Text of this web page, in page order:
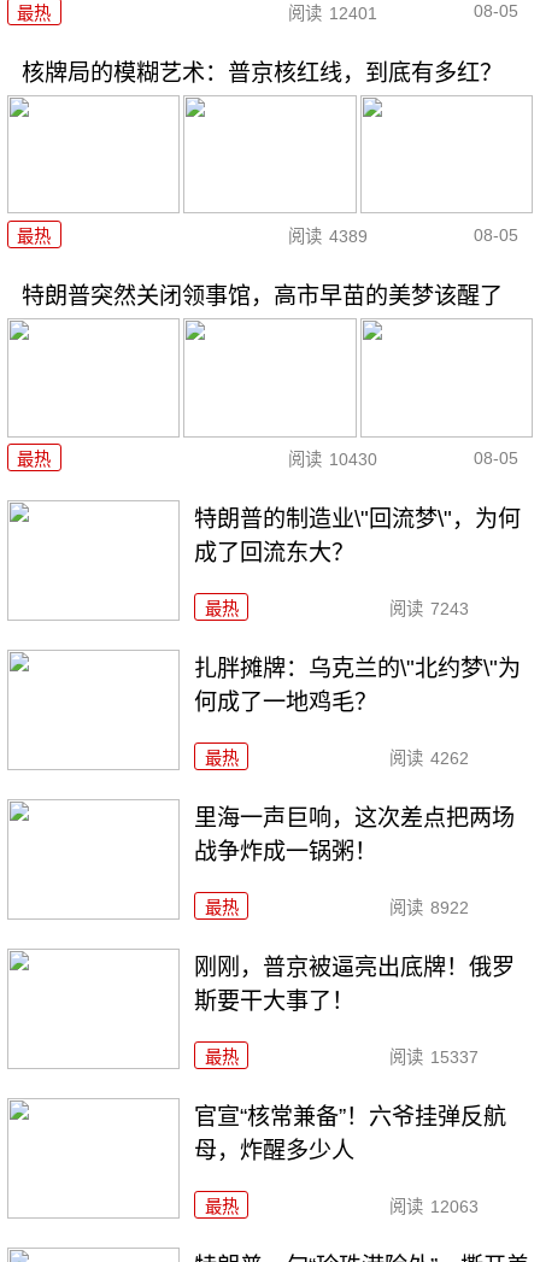
最热 阅读 12401 08-05
核牌局的模糊艺术：普京核红线，到底有多红？
最热 阅读 4389 08-05
特朗普突然关闭领事馆，高市早苗的美梦该醒了
最热 阅读 10430 08-05
特朗普的制造业\"回流梦\"，为何
成了回流东大？
最热 阅读 7243
扎胖摊牌：乌克兰的\"北约梦\"为
何成了一地鸡毛？
最热 阅读 4262
里海一声巨响，这次差点把两场
战争炸成一锅粥！
最热 阅读 8922
刚刚，普京被逼亮出底牌！俄罗
斯要干大事了！
最热 阅读 15337
官宣“核常兼备”！六爷挂弹反航
母，炸醒多少人
最热 阅读 12063